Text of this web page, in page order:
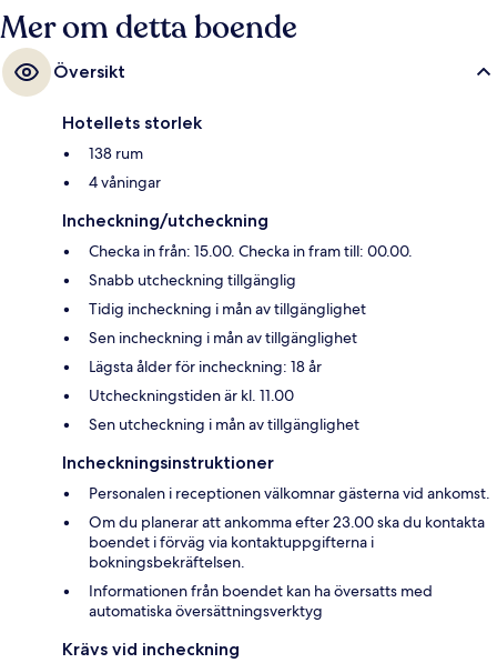
Mer om detta boende
Översikt
Hotellets storlek
138 rum
4 våningar
Incheckning/utcheckning
Checka in från: 15.00. Checka in fram till: 00.00.
Snabb utcheckning tillgänglig
Tidig incheckning i mån av tillgänglighet
Sen incheckning i mån av tillgänglighet
Lägsta ålder för incheckning: 18 år
Utcheckningstiden är kl. 11.00
Sen utcheckning i mån av tillgänglighet
Incheckningsinstruktioner
Personalen i receptionen välkomnar gästerna vid ankomst.
Om du planerar att ankomma efter 23.00 ska du kontakta
boendet i förväg via kontaktuppgifterna i
bokningsbekräftelsen.
Informationen från boendet kan ha översatts med
automatiska översättningsverktyg
Krävs vid incheckning